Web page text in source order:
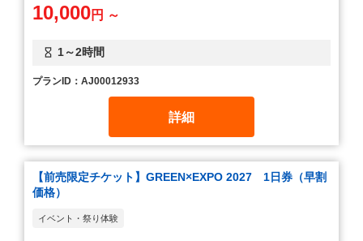
1～2時間
10,000円 ～
プランID：AJ00012933
詳細
【前売限定チケット】GREEN×EXPO 2027 1日券（早割
価格）
イベント・祭り体験